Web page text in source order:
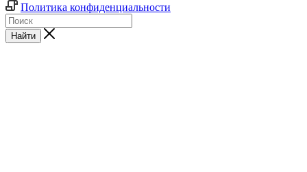
Политика конфиденциальности
Найти